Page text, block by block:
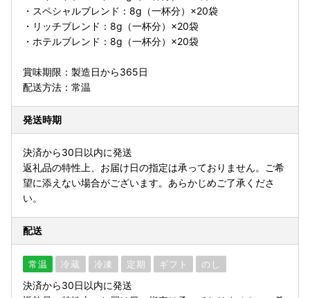
・スペシャルブレンド：8g（一杯分）×20袋
・リッチブレンド：8g（一杯分）×20袋
・ホテルブレンド：8g（一杯分）×20袋
賞味期限：製造日から365日
配送方法：常温
発送時期
決済から30日以内に発送
返礼品の特性上、お届け日の指定は承っておりません。ご希
望に添えない場合がございます。あらかじめご了承くださ
い。
配送
常温 冷蔵 冷凍 定期 ギフト のし
決済から30日以内に発送